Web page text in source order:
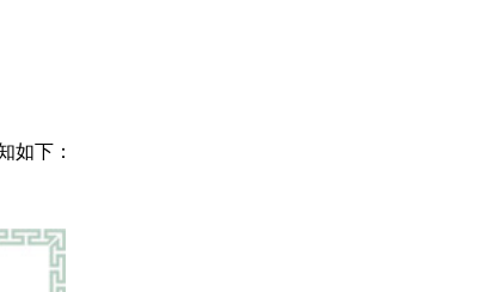
如下：